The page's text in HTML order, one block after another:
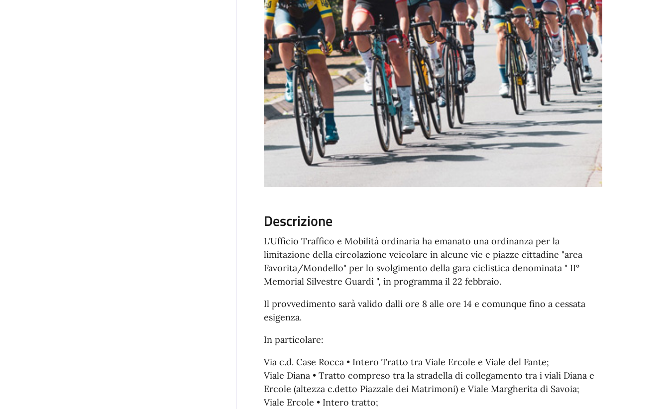
Descrizione
L'Ufficio Traffico e Mobilità ordinaria ha emanato una ordinanza per la
limitazione della circolazione veicolare in alcune vie e piazze cittadine "area
Favorita/Mondello" per lo svolgimento della gara ciclistica denominata " II°
Memorial Silvestre Guardì ", in programma il 22 febbraio.
Il provvedimento sarà valido dalli ore 8 alle ore 14 e comunque fino a cessata
esigenza.
In particolare:
Via c.d. Case Rocca • Intero Tratto tra Viale Ercole e Viale del Fante;
Viale Diana • Tratto compreso tra la stradella di collegamento tra i viali Diana e
Ercole (altezza c.detto Piazzale dei Matrimoni) e Viale Margherita di Savoia;
Viale Ercole • Intero tratto;